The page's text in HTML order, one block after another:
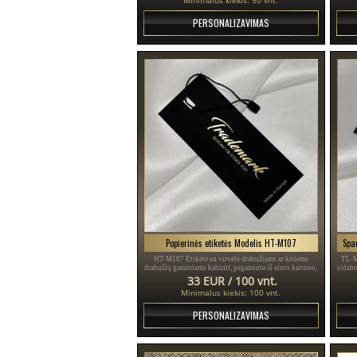
PERSONALIZAVIMAS
Popierinės etiketės Modelis HT-M107
HT-M107 Etiketė su virvele drabužiams ar kitiems
drabužių gaminiams kabinti, pagaminta iš storo kartono,
laminuoto "Soft Touch" folija su aukso raštu.
33 EUR / 100 vnt.
Minimalus kiekis: 100 vnt.
PERSONALIZAVIMAS
TL-